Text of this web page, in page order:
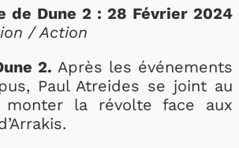
de Dune 2 : 28 Février 2024
/ Action
2. Après les événements
Paul Atreides se joint au
monter la révolte face aux